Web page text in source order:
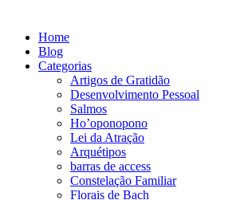
Home
Blog
Categorias
Artigos de Gratidão
Desenvolvimento Pessoal
Salmos
Ho’oponopono
Lei da Atração
Arquétipos
barras de access
Constelação Familiar
Florais de Bach